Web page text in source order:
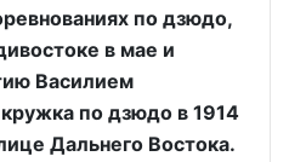
по дзюдо,
в мае и
Василием
по дзюдо в 1914
Дальнего Востока.